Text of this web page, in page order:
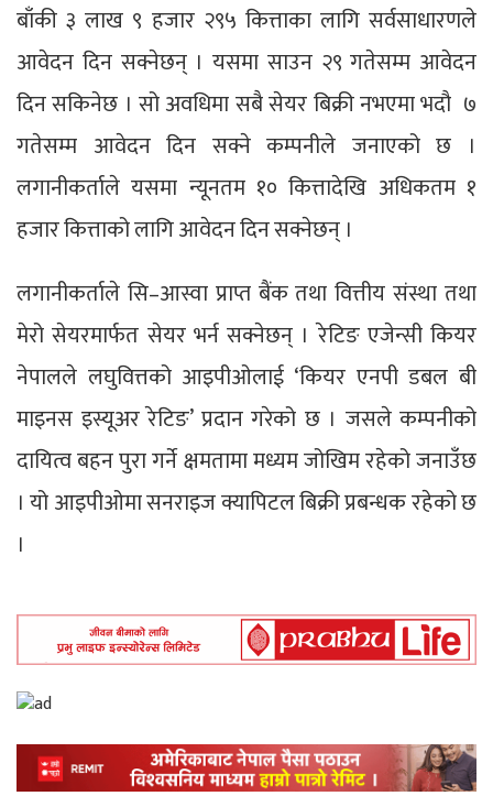
बाँकी ३ लाख ९ हजार २९५ कित्ताका लागि सर्वसाधारणले
आवेदन दिन सक्नेछन् । यसमा साउन २९ गतेसम्म आवेदन
दिन सकिनेछ । सो अवधिमा सबै सेयर बिक्री नभएमा भदौ ७
गतेसम्म आवेदन दिन सक्ने कम्पनीले जनाएको छ ।
लगानीकर्ताले यसमा न्यूनतम १० कित्तादेखि अधिकतम १
हजार कित्ताको लागि आवेदन दिन सक्नेछन् ।
लगानीकर्ताले सि–आस्वा प्राप्त बैंक तथा वित्तीय संस्था तथा
मेरो सेयरमार्फत सेयर भर्न सक्नेछन् । रेटिङ एजेन्सी कियर
नेपालले लघुवित्तको आइपीओलाई ‘कियर एनपी डबल बी
माइनस इस्यूअर रेटिङ’ प्रदान गरेको छ । जसले कम्पनीको
दायित्व बहन पुरा गर्ने क्षमतामा मध्यम जोखिम रहेको जनाउँछ
। यो आइपीओमा सनराइज क्यापिटल बिक्री प्रबन्धक रहेको छ
।